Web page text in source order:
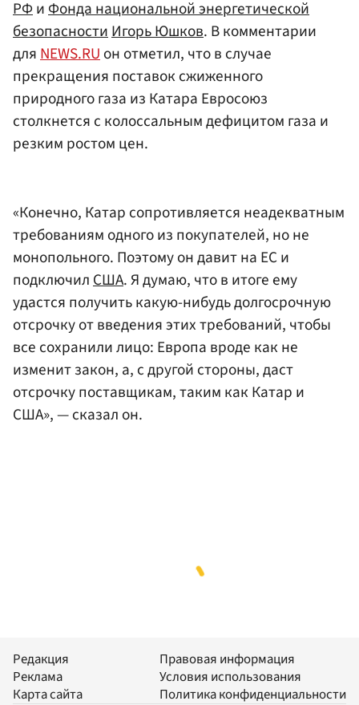
РФиФонда национальной энергетической
безопасностиИгорь Юшков. В комментарии
дляNEWS.RUон отметил, что в случае
прекращения поставок сжиженного
природного газа из Катара Евросоюз
столкнется с колоссальным дефицитом газа и
резким ростом цен.
«Конечно, Катар сопротивляется неадекватным
требованиям одного из покупателей, но не
монопольного. Поэтому он давит на ЕС и
подключил США. Я думаю, что в итоге ему
удастся получить какую-нибудь долгосрочную
отсрочку от введения этих требований, чтобы
все сохранили лицо: Европа вроде как не
изменит закон, а, с другой стороны, даст
отсрочку поставщикам, таким как Катар и
США», — сказал он.
Редакция
Реклама
Карта сайта
Правовая информация
Условия использования
Политика конфиденциальности